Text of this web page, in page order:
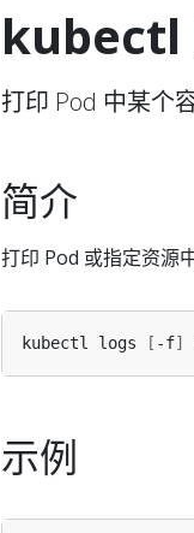
kubectl
打印 Pod 中某个
简介
打印 Pod 或指定资源
kubectl logs [ -f]
示例